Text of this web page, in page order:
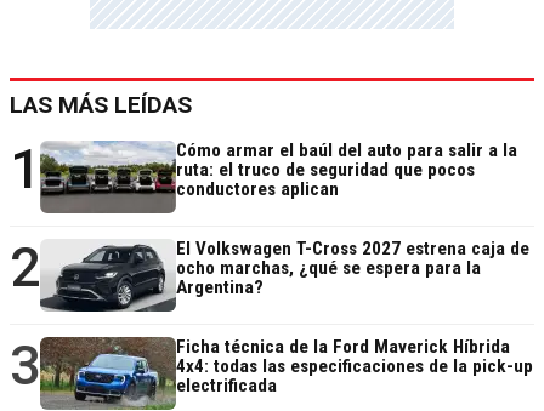
LAS MÁS LEÍDAS
1
Cómo armar el baúl del auto para salir a la
ruta: el truco de seguridad que pocos
conductores aplican
2
El Volkswagen T-Cross 2027 estrena caja de
ocho marchas, ¿qué se espera para la
Argentina?
3
Ficha técnica de la Ford Maverick Híbrida
4x4: todas las especificaciones de la pick-up
electrificada